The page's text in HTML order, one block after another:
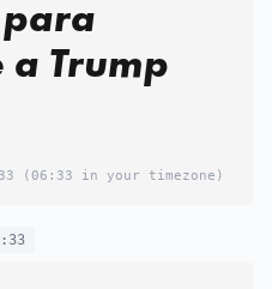
Trump
(06:33 in your timezone)